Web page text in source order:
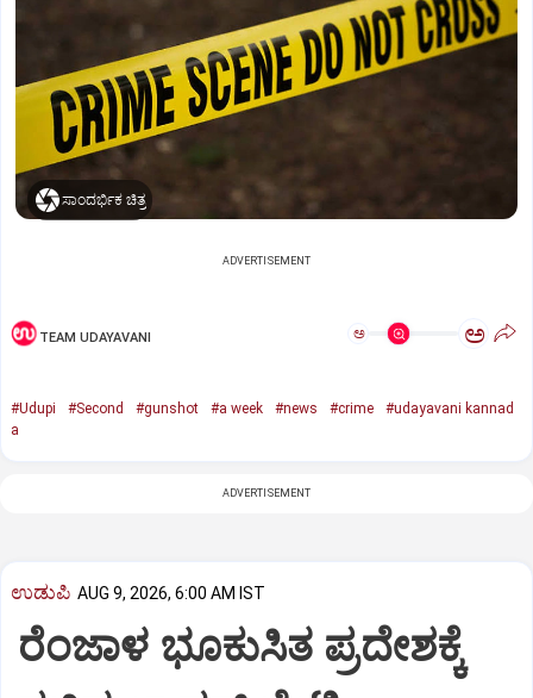
ಸಾಂದರ್ಭಿಕ ಚಿತ್ರ
ADVERTISEMENT
TEAM UDAYAVANI ಅ ಅ
#Udupi #Second #gunshot #a week #news #crime
#udayavani kannad
a
ADVERTISEMENT
ಉಡುಪಿ AUG 9, 2026, 6:00 AM IST
ರೆಂಜಾಳ ಭೂಕುಸಿತ ಪ್ರದೇಶಕ್ಕೆ